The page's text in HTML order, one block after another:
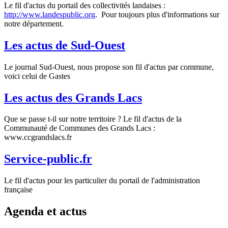
Le fil d'actus du portail des collectivités landaises :
http://www.landespublic.org. Pour toujours plus d'informations sur
notre département.
Les actus de Sud-Ouest
Le journal Sud-Ouest, nous propose son fil d'actus par commune,
voici celui de Gastes
Les actus des Grands Lacs
Que se passe t-il sur notre territoire ? Le fil d'actus de la
Communauté de Communes des Grands Lacs :
www.ccgrandslacs.fr
Service-public.fr
Le fil d'actus pour les particulier du portail de l'administration
française
Agenda et actus